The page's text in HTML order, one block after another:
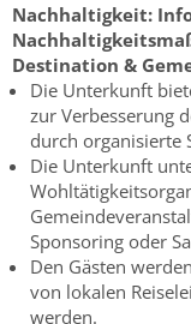
Nachhaltigkeit:
Destination &
Die Unterkunft
zur Verbesserung
durch organisierte
Die Unterkunft
Sponsoring oder
Den Gästen
von lokalen
werden.